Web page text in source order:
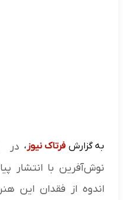
به گزارش فرتاک نیوز ، در
نوش‌آفرین با انتشار
اندوه از فقدان این